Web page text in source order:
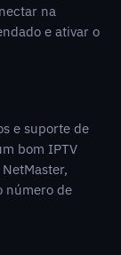
na
e ativar o
e suporte de
bom IPTV
número de